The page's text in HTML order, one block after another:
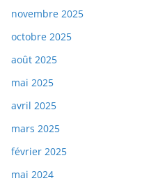
novembre 2025
octobre 2025
août 2025
mai 2025
avril 2025
mars 2025
février 2025
mai 2024